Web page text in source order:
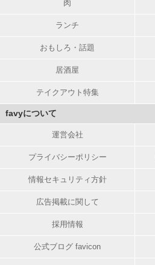
肉
ランチ
おもしろ・話題
居酒屋
テイクアウト特集
favyについて
運営会社
プライバシーポリシー
情報セキュリティ方針
広告掲載に関して
採用情報
公式ブログ favicon